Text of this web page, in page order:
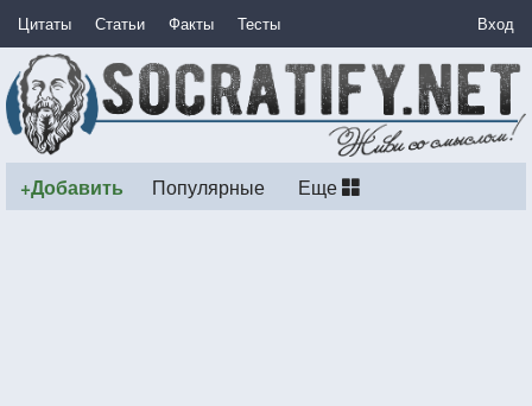
Цитаты Статьи Факты Тесты Вход
+Добавить Популярные Еще